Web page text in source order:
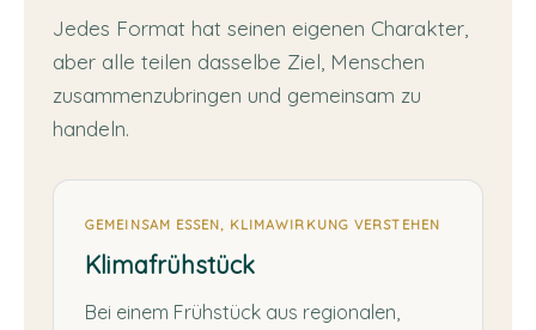
Jedes Format hat seinen eigenen Charakter,
aber alle teilen dasselbe Ziel, Menschen
zusammenzubringen und gemeinsam zu
handeln.
GEMEINSAM ESSEN, KLIMAWIRKUNG VERSTEHEN
Klimafrühstück
Bei einem Frühstück aus regionalen,